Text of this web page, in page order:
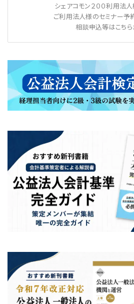
シェアコモン２００利用法
ご利用法人様のセミナー予
相談申込等はこちら